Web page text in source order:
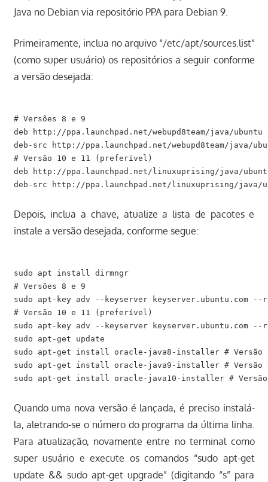
Java no Debian via repositório PPA para Debian 9.
Primeiramente, inclua no arquivo “/etc/apt/sources.list”
(como super usuário) os repositórios a seguir conforme
a versão desejada:
# Versões 8 e 9
deb http://ppa.launchpad.net/webupd8team/java/
deb-src http://ppa.launchpad.net/webupd8team/java/
# Versão 10 e 11 (preferível)
deb http://ppa.launchpad.net/linuxuprising/java/
Depois, inclua a chave, atualize a lista de pacotes e
instale a versão desejada, conforme segue:
sudo apt install dirmngr
# Versões 8 e 9
sudo apt-key adv --keyserver keyserver.ubuntu.com --
# Versão 10 e 11 (preferível)
sudo apt-key adv --keyserver keyserver.ubuntu.com --
sudo apt-get update
sudo apt-get install oracle-java8-installer # Versão
sudo apt-get install oracle-java9-installer # Versão
Quando uma nova versão é lançada, é preciso instalá-
la, aletrando-se o número do programa da última linha.
Para atualização, novamente entre no terminal como
super usuário e execute os comandos “sudo apt-get
update && sudo apt-get upgrade” (digitando “s” para